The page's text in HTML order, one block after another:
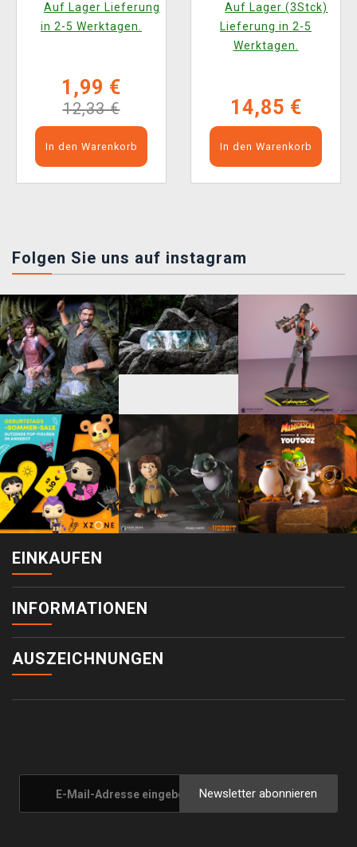
Auf Lager Lieferung
in 2-5 Werktagen.
1,99 €
12,33 €
In den Warenkorb
- Premium Double
Sleeving Comic Burst
Black (105 Stk.)
Auf Lager (3Stck)
Lieferung in 2-5
Werktagen.
14,85 €
In den Warenkorb
Folgen Sie uns auf instagram
EINKAUFEN
INFORMATIONEN
AUSZEICHNUNGEN
Newsletter abonnieren